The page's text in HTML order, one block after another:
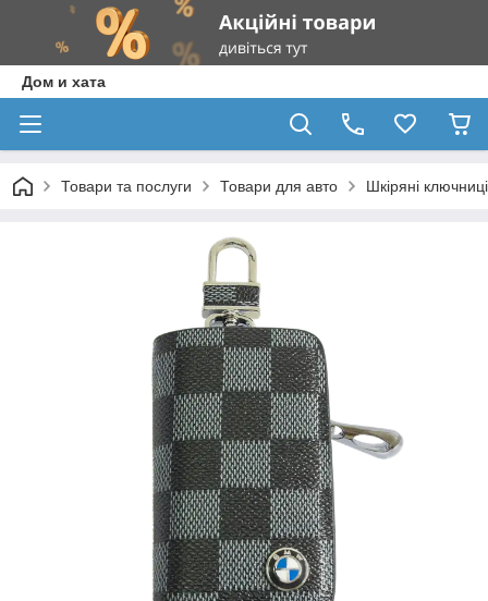
Дом и хата
Товари та послуги Товари для авто Шкіряні ключниці